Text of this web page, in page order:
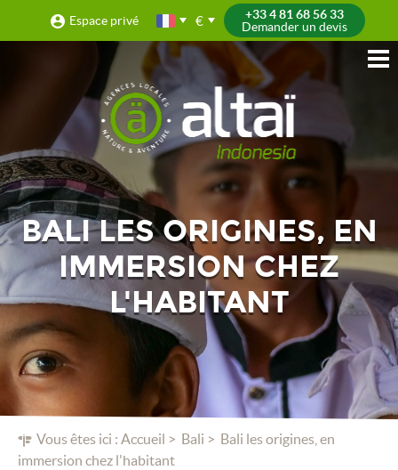
Espace privé €
+33 4 81 68 56 33
Demander un devis
Vous êtes ici : Accueil Bali
Bali les origines, en
immersion chez l'habitant
BALI LES ORIGINES, EN
IMMERSION CHEZ
L'HABITANT